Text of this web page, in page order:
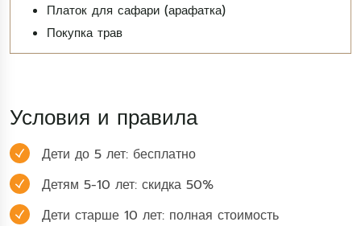
Платок для сафари (арафатка)
Покупка трав
Условия и правила
Дети до 5 лет: бесплатно
Детям 5-10 лет: скидка 50%
Дети старше 10 лет: полная стоимость